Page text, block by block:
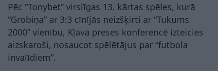
Pēc “Tonybet” virslīgas 13. kārtas spēles, kurā
“Grobiņa” ar 3:3 cīnījās neizšķirti ar “Tukums
2000” vienību, Kļava preses konferencē izteicies
aizskaroši, nosaucot spēlētājus par “futbola
invalīdiem”.